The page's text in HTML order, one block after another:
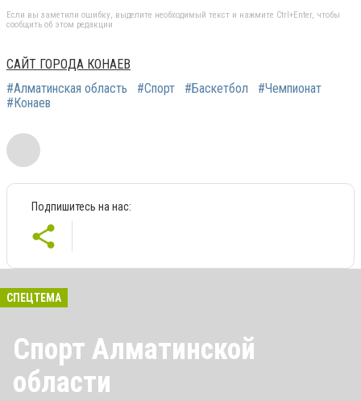
Если вы заметили ошибку, выделите необходимый текст и нажмите Ctrl+Enter, чтобы
сообщить об этом редакции
САЙТ ГОРОДА КОНАЕВ
#Алматинская область
#Спорт #Баскетбол
#Чемпионат
#Конаев
Подпишитесь на нас:
СПЕЦТЕМА
Спорт Алматинской
области